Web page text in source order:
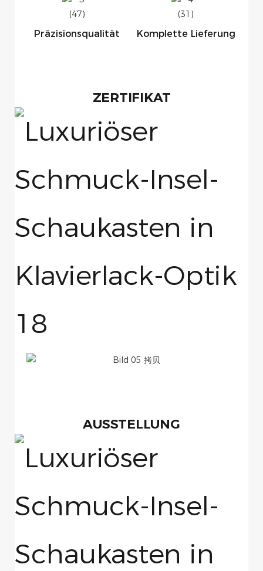
Präzisionsqualität Komplette Lieferung
ZERTIFIKAT
AUSSTELLUNG